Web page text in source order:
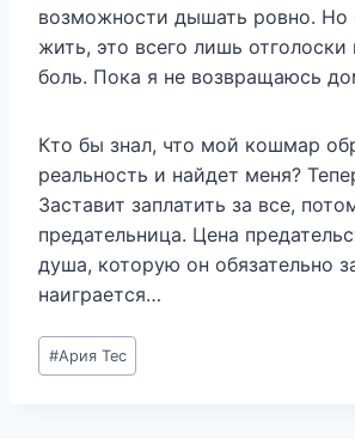
возможности дышать ровно.
жить, это всего лишь
боль. Пока я не возвращаюсь
Кто бы знал, что мой кошмар
реальность и найдет меня?
Заставит заплатить за все,
предательница. Цена
душа, которую он обязательно
наиграется…
Метки
записи:
#Ария Тес